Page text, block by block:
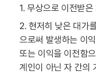
1. 무상으로 이전받
2. 현저히 낮은 대가
으로써 발생하는 이
또는 이익을 이전함
계인이 아닌 자 간의